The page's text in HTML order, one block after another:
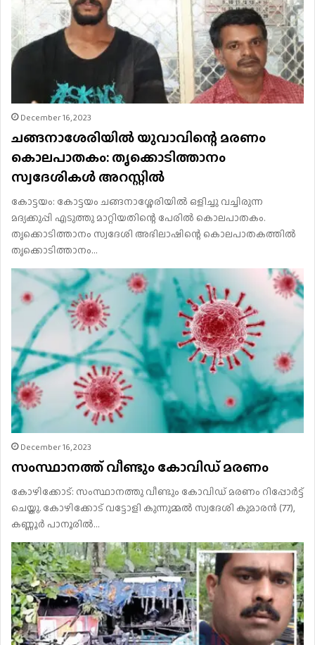
December 16, 2023
ചങ്ങനാശേരിയിൽ യുവാവിന്റെ മരണം
കൊലപാതകം: തൃക്കൊടിത്താനം
സ്വദേശികൾ അറസ്റ്റിൽ
കോട്ടയം: കോട്ടയം ചങ്ങനാശ്ശേരിയിൽ ഒളിച്ചു വച്ചിരുന്ന
മദ്യക്കുപ്പി എടുത്തു മാറ്റിയതിന്റെ പേരിൽ കൊലപാതകം.
തൃക്കൊടിത്താനം സ്വദേശി അഭിലാഷിന്റെ കൊലപാതകത്തിൽ
തൃക്കൊടിത്താനം…
December 16, 2023
സംസ്ഥാനത്ത് വീണ്ടും കോവിഡ് മരണം
കോഴിക്കോട്: സംസ്ഥാനത്തു വീണ്ടും കോവിഡ് മരണം റിപ്പോർട്ട്
ചെയ്തു. കോഴിക്കോട് വട്ടോളി കുന്നുമ്മൽ സ്വദേശി കുമാരൻ (77),
കണ്ണൂർ പാനൂരിൽ…